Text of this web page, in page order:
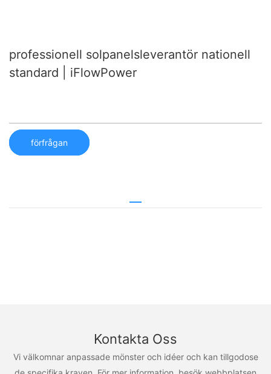
professionell solpanelsleverantör nationell
standard | iFlowPower
förfrågan
Kontakta Oss
Vi välkomnar anpassade mönster och idéer och kan tillgodose